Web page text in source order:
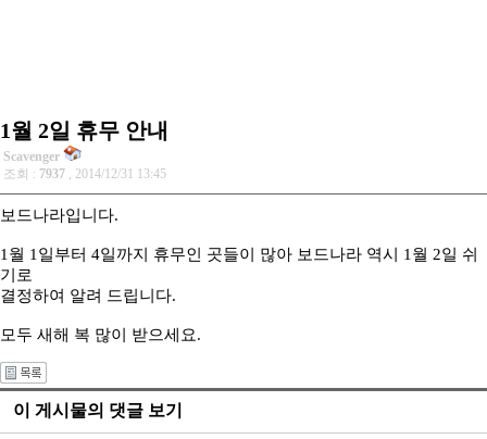
1월 2일 휴무 안내
Scavenger
조회 : 7937 , 2014/12/31 13:45
보드나라입니다.
1월 1일부터 4일까지 휴무인 곳들이 많아 보드나라 역시 1월 2일 쉬
기로
결정하여 알려 드립니다.
모두 새해 복 많이 받으세요.
이 게시물의 댓글 보기